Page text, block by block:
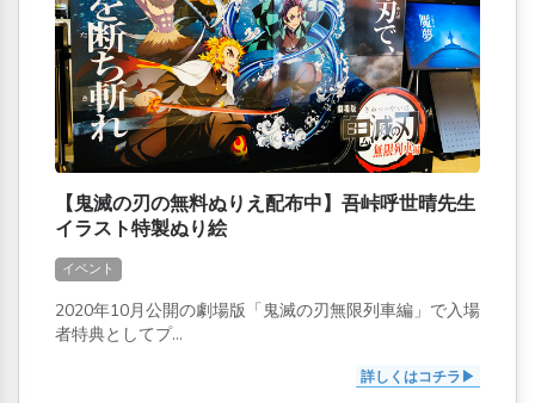
【鬼滅の刃の無料ぬりえ配布中】吾峠呼世晴先生
イラスト特製ぬり絵
イベント
2020年10月公開の劇場版「鬼滅の刃無限列車編」で入場
者特典としてプ...
詳しくはコチラ